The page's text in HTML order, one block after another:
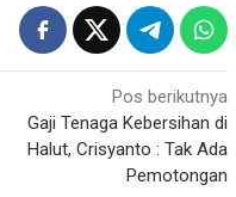
Pos berikutnya
Gaji Tenaga Kebersihan di
Halut, Crisyanto : Tak Ada
Pemotongan